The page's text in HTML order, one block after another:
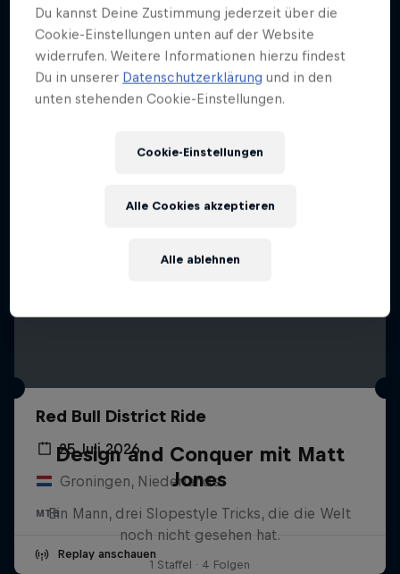
Mehr davon
Red Bull District Ride
25 Juli 2026
Groningen, Niederlande
MTB
Replay anschauen
Design and Conquer mit Matt
Jones
Ein Mann, drei Slopestyle Tricks, die die Welt
noch nicht gesehen hat.
1 Staffel · 4 Folgen
Du kannst Deine Zustimmung jederzeit über die
Cookie-Einstellungen unten auf der Website
widerrufen. Weitere Informationen hierzu findest
Du in unserer Datenschutzerklärung und in den
unten stehenden Cookie-Einstellungen.
Cookie-Einstellungen
Alle ablehnen
Alle Cookies akzeptieren